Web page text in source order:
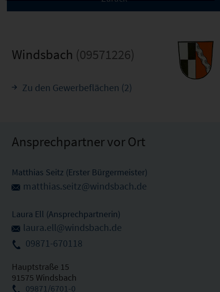
Windsbach (09571226)
Zu den Gewerbeflächen (2)
Ansprechpartner vor Ort
Matthias Seitz (Erster Bürgermeister)
matthias.seitz@windsbach.de
Laura Ell (Ansprechpartnerin)
laura.ell@windsbach.de
09871-670118
Hauptstraße 15
91575 Windsbach
09871/6701-0